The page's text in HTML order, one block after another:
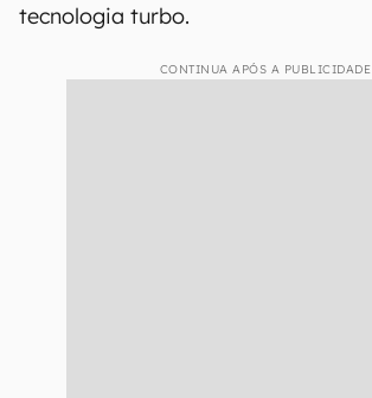
tecnologia turbo.
CONTINUA APÓS A PUBLICIDADE